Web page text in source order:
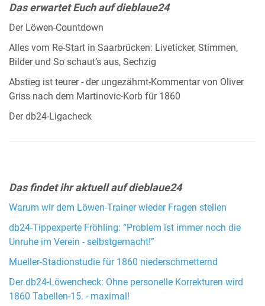
Das erwartet Euch auf dieblaue24
Der Löwen-Countdown
Alles vom Re-Start in Saarbrücken: Liveticker, Stimmen,
Bilder und So schaut’s aus, Sechzig
Abstieg ist teurer - der ungezähmt-Kommentar von Oliver
Griss nach dem Martinovic-Korb für 1860
Der db24-Ligacheck
Das findet ihr aktuell auf dieblaue24
Warum wir dem Löwen-Trainer wieder Fragen stellen
db24-Tippexperte Fröhling: “Problem ist immer noch die
Unruhe im Verein - selbstgemacht!”
Mueller-Stadionstudie für 1860 niederschmetternd
Der db24-Löwencheck: Ohne personelle Korrekturen wird
1860 Tabellen-15. - maximal!